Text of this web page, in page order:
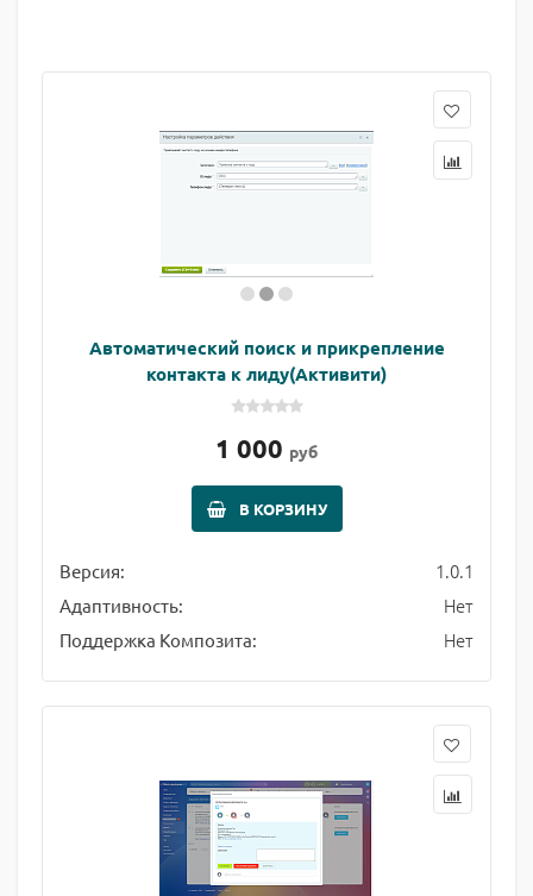
Автоматический поиск и прикрепление
контакта к лиду(Активити)
1 000 руб
В КОРЗИНУ
Версия: 1.0.1
Адаптивность: Нет
Поддержка Композита: Нет